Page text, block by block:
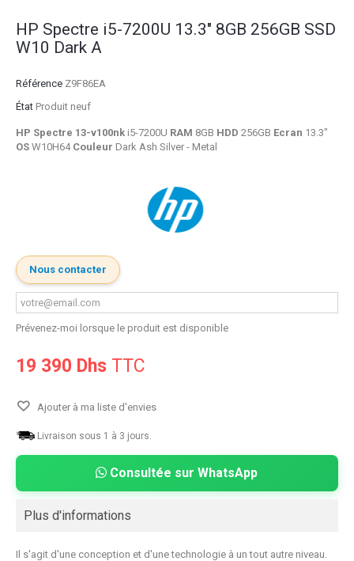
HP Spectre i5-7200U 13.3" 8GB 256GB SSD
W10 Dark A
Référence Z9F86EA
État Produit neuf
HP Spectre 13-v100nk i5-7200U RAM 8GB HDD 256GB Ecran 13.3"
OS W10H64 Couleur Dark Ash Silver - Metal
Nous contacter
Prévenez-moi lorsque le produit est disponible
19 390 Dhs TTC
Ajouter à ma liste d'envies
Livraison sous 1 à 3 jours.
Consultée sur WhatsApp
Plus d'informations
Il s'agit d'une conception et d'une technologie à un tout autre niveau.